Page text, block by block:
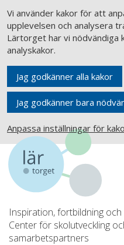
Vi använder kakor för att
upplevelsen och analysera
Lärtorget har vi nödvändiga
analyskakor.
Jag godkänner alla kakor
Jag godkänner bara
Anpassa inställningar för
Inspiration, fortbildning
Center för skolutveckling
samarbetspartners